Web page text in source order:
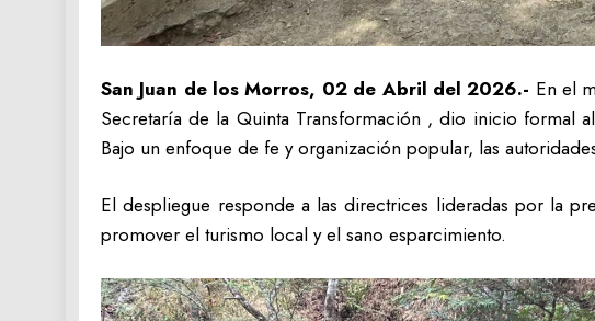
San Juan de los Morros, 02 de Abril del 2026.- En el
Secretaría de la Quinta Transformación , dio inicio formal
Bajo un enfoque de fe y organización popular, las
El despliegue responde a las directrices lideradas por la
promover el turismo local y el sano esparcimiento.